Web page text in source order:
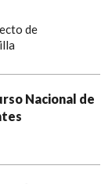
de
Nacional de